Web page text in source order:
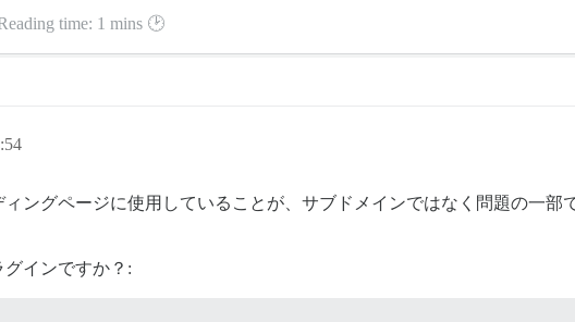
time: 1 mins 🕑
ングページに使用していることが、サブドメインではなく問題の一部
インですか？: